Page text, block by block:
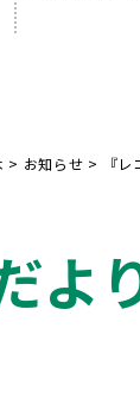
> お知らせ > 『